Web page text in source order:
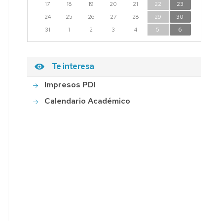
17
18 19 20 21 22
23
24
25 26 27 28 29
30
31
1 2 3 4 5 6
Te interesa
Impresos PDI
Calendario Académico